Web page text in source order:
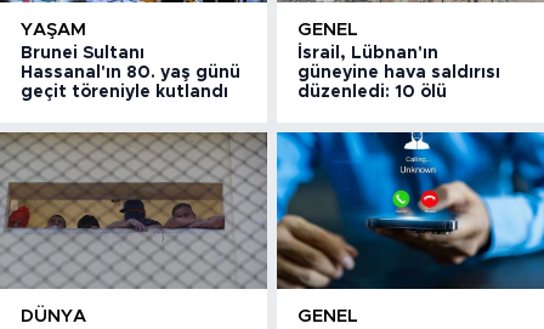
YAŞAM
Brunei Sultanı
Hassanal'ın 80. yaş günü
geçit töreniyle kutlandı
GENEL
İsrail, Lübnan'ın
güneyine hava saldırısı
düzenledi: 10 ölü
DÜNYA GENEL